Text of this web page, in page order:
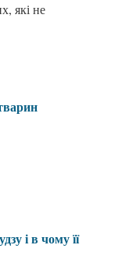
які не
і в чому її